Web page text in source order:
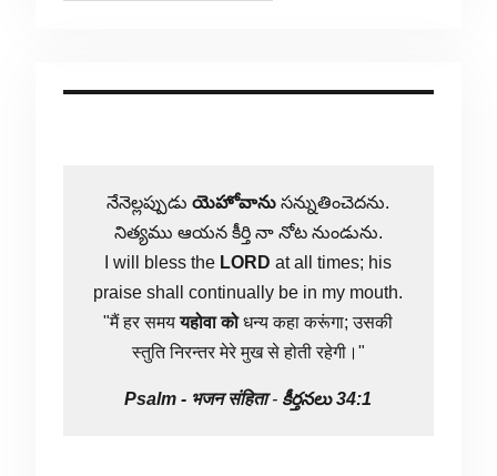
నేనెల్లప్పుడుయెహోవాను సన్నుతించెదను.
నిత్యము ఆయన కీర్తి నా నోట నుండును.
I will bless the LORD at all times; his
praise shall continually be in my mouth.
"मैं हर समययहोवा कोधन्य कहा करूंगा; उसकी
स्तुति निरन्तर मेरे मुख से होती रहेगी।"
Psalm - भजन संहिता- కీర్తనలు 34:1